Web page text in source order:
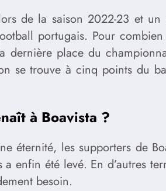
de la saison 2022-23 et
portugais. Pour
place du
se trouve à cinq points du
à Boavista ?
éternité, les supporters de
enfin été levé. En d’autres
besoin.